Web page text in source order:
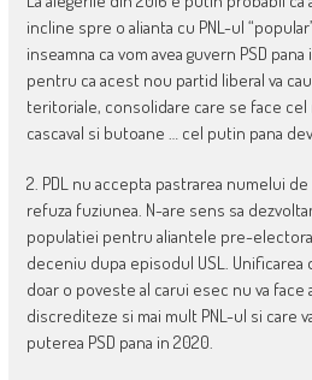
incline spre o alianta cu PNL-ul
inseamna ca vom avea guvern PSD
pentru ca acest nou partid liberal va
teritoriale, consolidare care se face cel
cascaval si butoane … cel putin pana
2. PDL nu accepta pastrarea numelui
refuza fuziunea. N-are sens sa
populatiei pentru aliantele pre-
deceniu dupa episodul USL.
doar o poveste al carui esec nu va face
discrediteze si mai mult PNL-ul si care
puterea PSD pana in 2020.